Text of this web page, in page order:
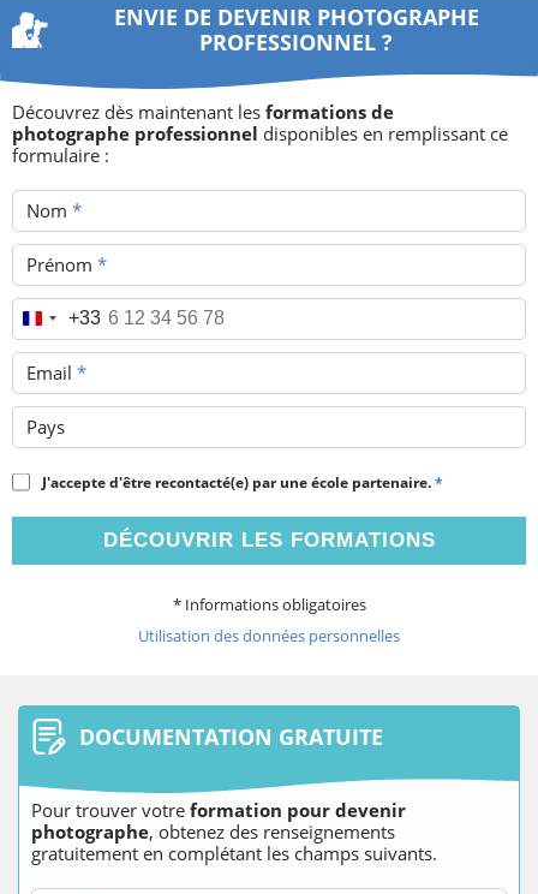
ENVIE DE DEVENIR PHOTOGRAPHE
PROFESSIONNEL ?
Découvrez dès maintenant les formations de
photographe professionnel disponibles en remplissant ce
formulaire :
Nom *
Prénom *
Téléphone *
+33
Email *
Pays
J'accepte d'être recontacté(e) par une école partenaire.*
DÉCOUVRIR LES FORMATIONS
* Informations obligatoires
Utilisation des données personnelles
DOCUMENTATION GRATUITE
Pour trouver votre formation pour devenir
photographe, obtenez des renseignements
gratuitement en complétant les champs suivants.